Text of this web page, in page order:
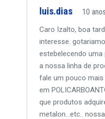
luis.dias 10
Caro Izalto, boa
interesse.
estebelecendo
a nossa linha de
fale um pouco
em
que produtos
metalon…etc..